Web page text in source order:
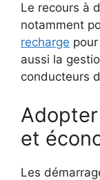
Le recours à
notamment
recharge
aussi la
conducteurs
et
Les